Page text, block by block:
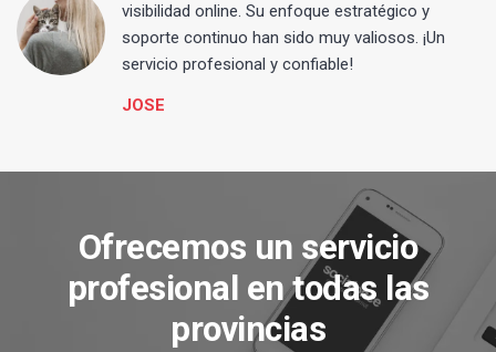
visibilidad online. Su enfoque estratégico y
soporte continuo han sido muy valiosos. ¡Un
servicio profesional y confiable!
JOSE
Ofrecemos un servicio
profesional en todas las
provincias